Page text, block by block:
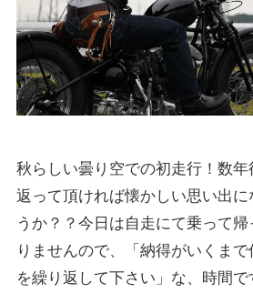
秋らしい曇り空での初走行！数年
返って頂ければ懐かしい思い出に
うか？？今日は自走にて乗って
りませんので、「納得がいくま
を繰り返して下さい」な、時間で